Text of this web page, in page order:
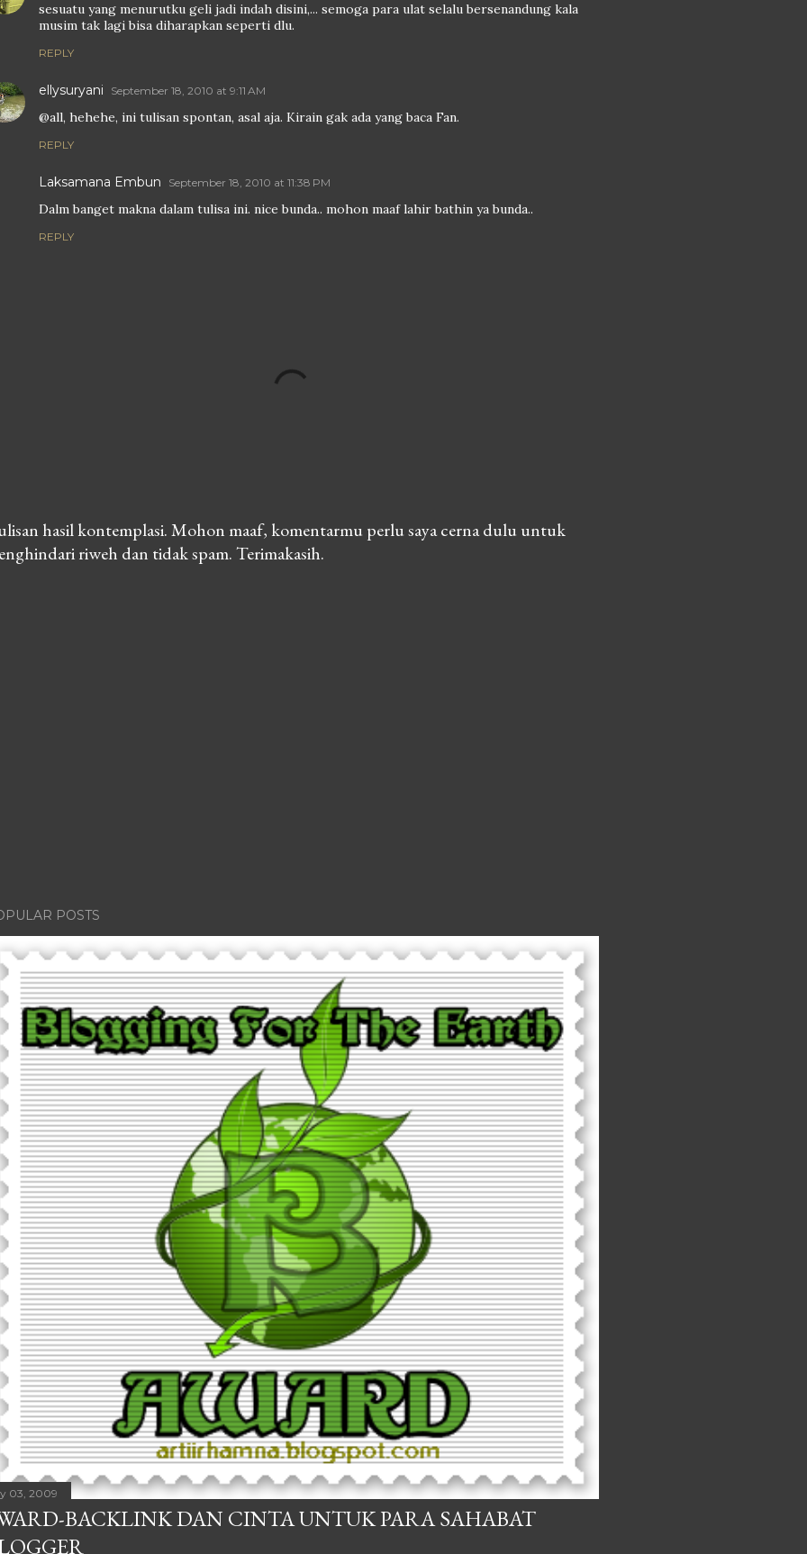
sesuatu yang menurutku geli jadi indah disini,... semoga para ulat selalu bersenandung kala
musim tak lagi bisa diharapkan seperti dlu.
REPLY
ellysuryani September 18, 2010 at 9:11 AM
@all, hehehe, ini tulisan spontan, asal aja. Kirain gak ada yang baca Fan.
REPLY
Laksamana Embun September 18, 2010 at 11:38 PM
Dalm banget makna dalam tulisa ini. nice bunda.. mohon maaf lahir bathin ya bunda..
REPLY
hasil kontemplasi. Mohon maaf, komentarmu perlu saya cerna dulu untuk
riweh dan tidak spam. Terimakasih.
POSTS
03, 2009
BACKLINK DAN CINTA UNTUK PARA SAHABAT